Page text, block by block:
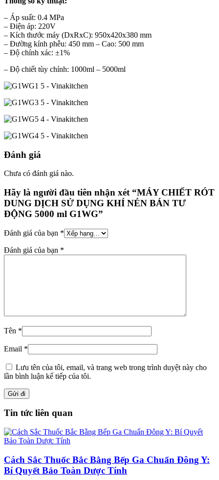
– Áp suất: 0.4 MPa
– Điện áp: 220V
– Kích thước máy (DxRxC): 950x420x380 mm
– Đường kính phễu: 450 mm – Cao: 500 mm
– Độ chính xác: ±1%
– Độ chiết tùy chỉnh: 1000ml – 5000ml
Đánh giá
Chưa có đánh giá nào.
Hãy là người đầu tiên nhận xét “MÁY CHIẾT RÓT
DUNG DỊCH SỬ DỤNG KHÍ NÉN BÁN TƯ
ĐỘNG 5000 ml G1WG”
Đánh giá của bạn *
Đánh giá của bạn *
Tên *
Email *
Lưu tên của tôi, email, và trang web trong trình duyệt này cho
lần bình luận kế tiếp của tôi.
Tin tức liên quan
Cách Sắc Thuốc Bắc Bằng Bếp Ga Chuẩn Đông Y:
Bí Quyết Bảo Toàn Dược Tính